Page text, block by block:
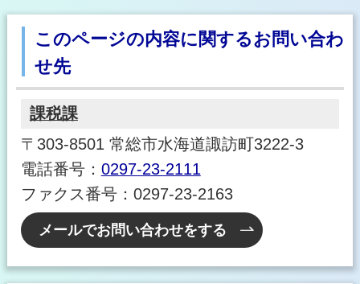
このページの内容に関するお問い合わ
せ先
課税課
〒303-8501 常総市水海道諏訪町3222-3
電話番号： 0297-23-2111
ファクス番号：0297-23-2163
メールでお問い合わせをする